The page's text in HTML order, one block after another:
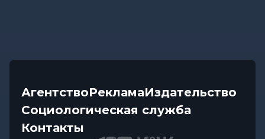
АгентствоРекламаИздательство
Социологическая служба
Контакты